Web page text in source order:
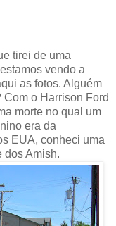
tirei de uma
vendo a
as fotos. Alguém
Com o Harrison Ford
morte no qual um
era da
EUA, conheci uma
dos Amish.